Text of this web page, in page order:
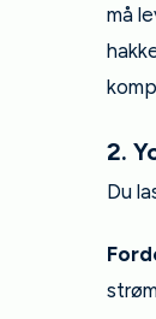
må
2.
Du